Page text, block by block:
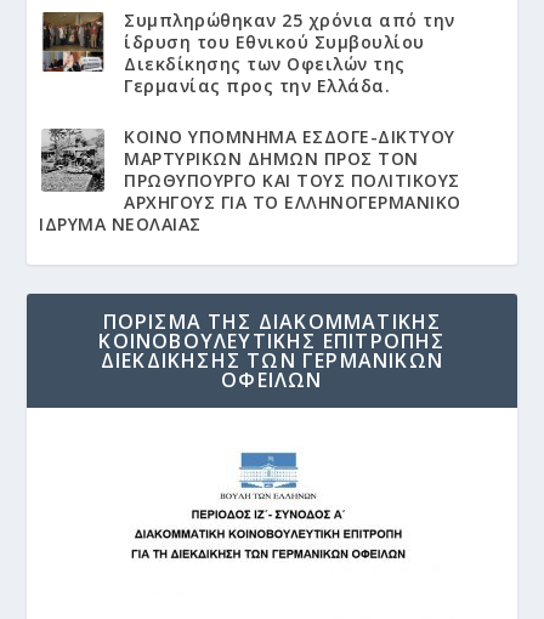
Συμπληρώθηκαν 25 χρόνια από την
ίδρυση του Εθνικού Συμβουλίου
Διεκδίκησης των Οφειλών της
Γερμανίας προς την Ελλάδα.
KΟΙΝΟ ΥΠΟΜΝΗΜΑ ΕΣΔΟΓΕ-ΔΙΚΤΥΟΥ
ΜΑΡΤΥΡΙΚΩΝ ΔΗΜΩΝ ΠΡΟΣ ΤΟΝ
ΠΡΩΘΥΠΟΥΡΓΟ ΚΑΙ ΤΟΥΣ ΠΟΛΙΤΙΚΟΥΣ
ΑΡΧΗΓΟΥΣ ΓΙΑ ΤΟ ΕΛΛΗΝΟΓΕΡΜΑΝΙΚΟ
ΙΔΡΥΜΑ ΝΕΟΛΑΙΑΣ
ΠΟΡΙΣΜΑ ΤΗΣ ΔΙΑΚΟΜΜΑΤΙΚΗΣ
ΚΟΙΝΟΒΟΥΛΕΥΤΙΚΗΣ ΕΠΙΤΡΟΠΗΣ
ΔΙΕΚΔΙΚΗΣΗΣ ΤΩΝ ΓΕΡΜΑΝΙΚΩΝ
ΟΦΕΙΛΩΝ